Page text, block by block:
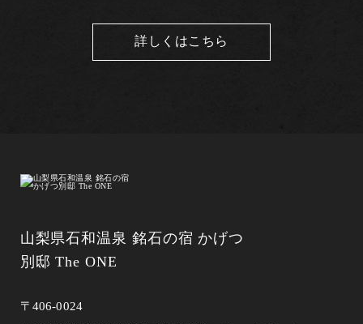
詳しくはこちら
山梨県石和温泉 銘石の宿 かげつ
別邸 The ONE
〒406-0024